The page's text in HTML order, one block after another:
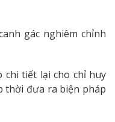
gác nghiêm chỉnh
chi tiết lại cho chỉ huy
thời đưa ra biện pháp